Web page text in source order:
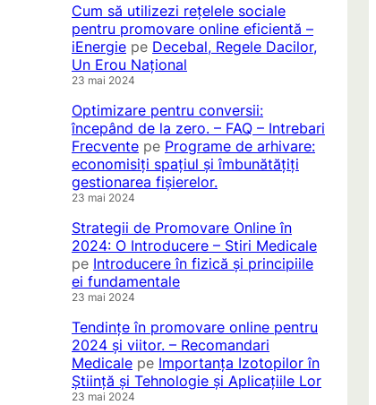
Cum să utilizezi rețelele sociale
pentru promovare online eficientă –
iEnergie pe Decebal, Regele Dacilor,
Un Erou Național
23 mai 2024
Optimizare pentru conversii:
începând de la zero. – FAQ – Intrebari
Frecvente pe Programe de arhivare:
economisiți spațiul și îmbunătățiți
gestionarea fișierelor.
23 mai 2024
Strategii de Promovare Online în
2024: O Introducere – Stiri Medicale
pe Introducere în fizică și principiile
ei fundamentale
23 mai 2024
Tendințe în promovare online pentru
2024 și viitor. – Recomandari
Medicale pe Importanța Izotopilor în
Știință și Tehnologie și Aplicațiile Lor
23 mai 2024